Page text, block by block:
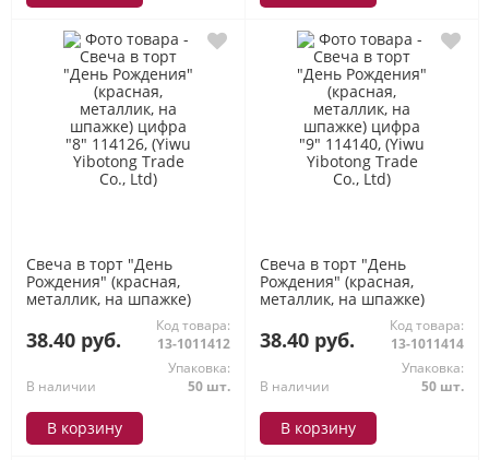
Свеча в торт "День
Рождения" (красная,
металлик, на шпажке)
цифра "8" 114126, (Yiwu
Yibotong Trade Co., Ltd)
38.40 руб.
Код товара:
13-1011412
В наличии
Упаковка:
50 шт.
В корзину
Свеча в торт "День
Рождения" (красная,
металлик, на шпажке)
цифра "9" 114140, (Yiwu
Yibotong Trade Co., Ltd)
38.40 руб.
Код товара:
13-1011414
В наличии
Упаковка:
50 шт.
В корзину